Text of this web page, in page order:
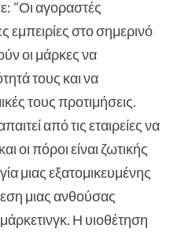
"Οι αγοραστές
εμπειρίες στο σημερινό
οι μάρκες να
τους και να
τους προτιμήσεις.
από τις εταιρείες να
οι πόροι είναι ζωτικής
μιας εξατομικευμένης
μιας ανθούσας
Η υιοθέτηση